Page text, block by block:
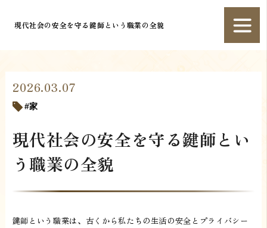
現代社会の安全を守る鍵師という職業の全貌
2026.03.07
家
現代社会の安全を守る鍵師とい
う職業の全貌
鍵師という職業は、古くから私たちの生活の安全とプライバシー